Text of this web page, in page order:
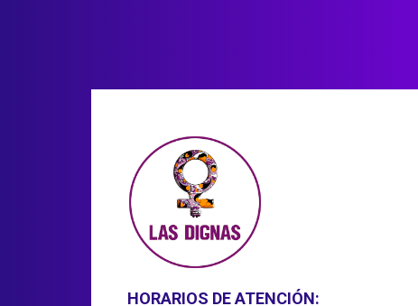
HORARIOS DE ATENCIÓN: